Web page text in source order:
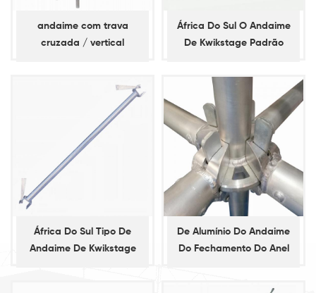
andaime com trava
cruzada / vertical
África Do Sul O Andaime
De Kwikstage Padrão
África Do Sul Tipo De
Andaime De Kwikstage
De Alumínio Do Andaime
Do Fechamento Do Anel